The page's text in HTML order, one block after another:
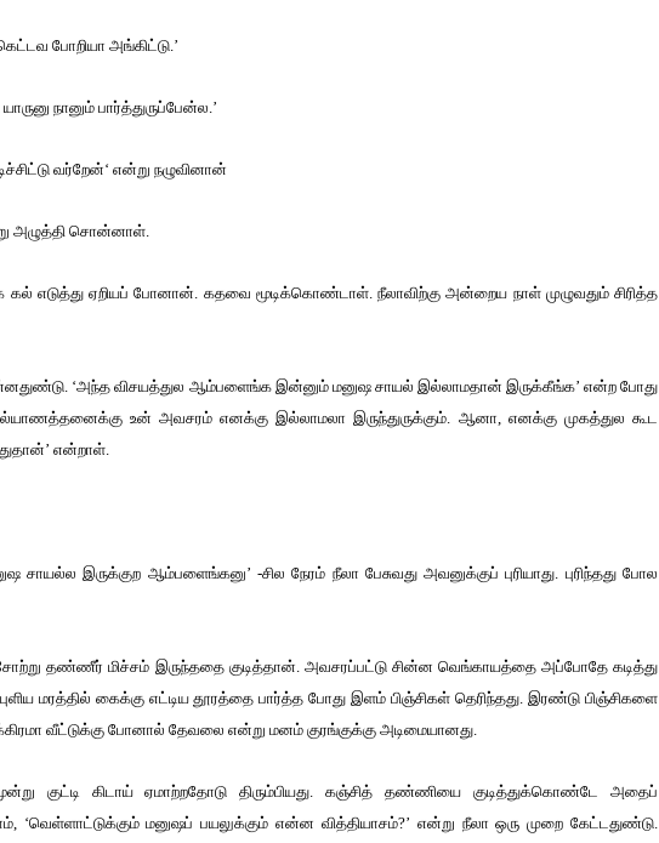
போறியா அங்கிட்டு.’
நானும் பார்த்துருப்பேன்ல.’
வர்றேன்‘ என்று நழுவினான்
அழுத்தி சொன்னாள்.
கல் எடுத்து ஏறியப் போனான். கதவை மூடிக்கொண்டாள். நீலாவிற்கு அன்றைய நாள் முழுவதும் சிரித்த
‘அந்த விசயத்துல ஆம்பளைங்க இன்னும் மனுஷ சாயல் இல்லாமதான் இருக்கீங்க’ என்ற போது
உன் அவசரம் எனக்கு இல்லாமலா இருந்துருக்கும். ஆனா, எனக்கு முகத்துல கூட
என்றாள்.
இருக்குற ஆம்பளைங்கனு’ -சில நேரம் நீலா பேசுவது அவனுக்குப் புரியாது. புரிந்தது போல
தண்ணீர் மிச்சம் இருந்ததை குடித்தான். அவசரப்பட்டு சின்ன வெங்காயத்தை அப்போதே கடித்து
மரத்தில் கைக்கு எட்டிய தூரத்தை பார்த்த போது இளம் பிஞ்சிகள் தெரிந்தது. இரண்டு பிஞ்சிகளை
வீட்டுக்கு போனால் தேவலை என்று மனம் குரங்குக்கு அடிமையானது.
குட்டி கிடாய் ஏமாற்றதோடு திரும்பியது. கஞ்சித் தண்ணியை குடித்துக்கொண்டே அதைப்
‘வெள்ளாட்டுக்கும் மனுஷப் பயலுக்கும் என்ன வித்தியாசம்?’ என்று நீலா ஒரு முறை கேட்டதுண்டு.